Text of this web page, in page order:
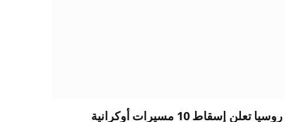
إسقاط 10 مسيرات أوكرانية